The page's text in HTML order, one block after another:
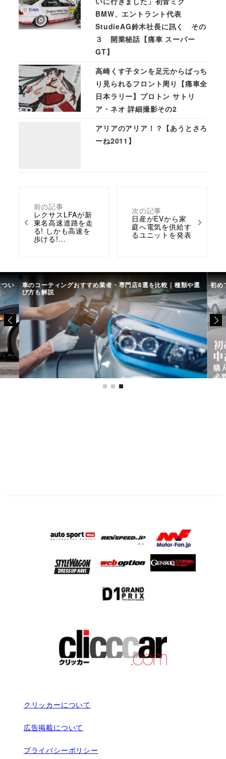
前の記事
レクサスLFAが新
東名高速道路を走
る! しかも高速を
歩ける!…
次の記事
日産がEVから家
庭へ電気を供給す
るユニットを発表
BMW、エントラント代表
StudieAG鈴木社長に訊く その
３ 開業秘話【痛車 スーパー
GT】
高崎くす子タンを足元からばっち
り見られるフロント周り【痛車全
日本ラリー】プロトン サトリ
ア・ネオ 詳細撮影その2
アリアのアリア！？【あうとさろ
ーね2011】
い 車のコーティングおすすめ業者・専門店8選を比較｜種類や選
び方も解説
初め
クリッカーについて
広告掲載について
プライバシーポリシー